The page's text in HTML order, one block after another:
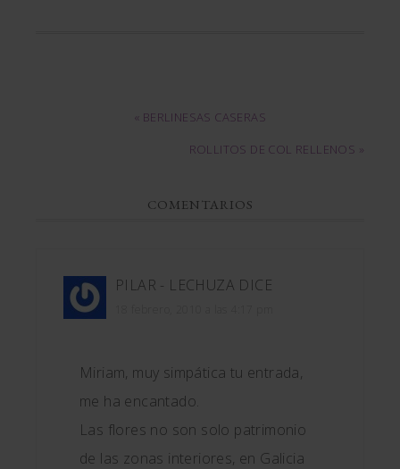
« BERLINESAS CASERAS
ROLLITOS DE COL RELLENOS »
COMENTARIOS
PILAR - LECHUZA DICE
Miriam, muy simpática tu entrada,
me ha encantado.
Las flores no son solo patrimonio
de las zonas interiores, en Galicia